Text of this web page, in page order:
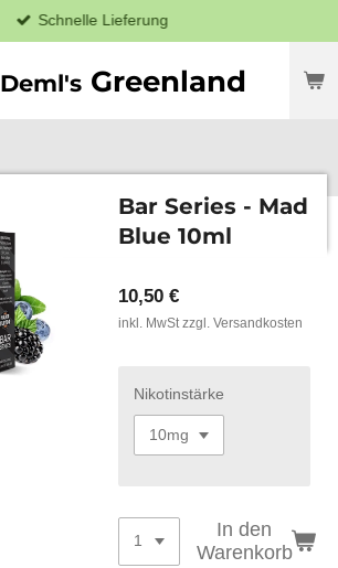
Deml's Greenland
Schnelle Lieferung
Bar Series - Mad
Blue 10ml
10,50 €
inkl. MwSt zzgl. Versandkosten
Nikotinstärke
In den
Warenkorb